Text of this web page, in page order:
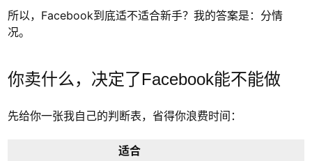
所以，Facebook到底适不适合新手？我的答案是：分情
况。
你卖什么，决定了Facebook能不能做
先给你一张我自己的判断表，省得你浪费时间：
适合